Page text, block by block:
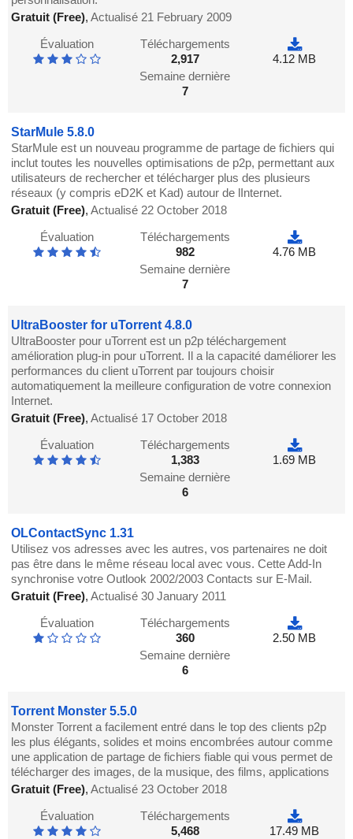
Gratuit (Free),Actualisé 21 February 2009
Évaluation
Téléchargements
2,917
Semaine dernière
7
4.12 MB
StarMule 5.8.0
StarMule est un nouveau programme de partage de fichiers qui
inclut toutes les nouvelles optimisations de p2p, permettant aux
utilisateurs de rechercher et télécharger plus des plusieurs
réseaux (y compris eD2K et Kad) autour de lInternet.
Gratuit (Free),Actualisé 22 October 2018
Évaluation
Téléchargements
982
Semaine dernière
7
4.76 MB
UltraBooster for uTorrent 4.8.0
UltraBooster pour uTorrent est un p2p téléchargement
amélioration plug-in pour uTorrent. Il a la capacité daméliorer les
performances du client uTorrent par toujours choisir
automatiquement la meilleure configuration de votre connexion
Internet.
Gratuit (Free),Actualisé 17 October 2018
Évaluation
Téléchargements
1,383
Semaine dernière
6
1.69 MB
OLContactSync 1.31
Utilisez vos adresses avec les autres, vos partenaires ne doit
pas être dans le même réseau local avec vous. Cette Add-In
synchronise votre Outlook 2002/2003 Contacts sur E-Mail.
Gratuit (Free),Actualisé 30 January 2011
Évaluation
Téléchargements
360
Semaine dernière
6
2.50 MB
Torrent Monster 5.5.0
Monster Torrent a facilement entré dans le top des clients p2p
les plus élégants, solides et moins encombrées autour comme
une application de partage de fichiers fiable qui vous permet de
télécharger des images, de la musique, des films, applications
Gratuit (Free),Actualisé 23 October 2018
Évaluation
Téléchargements
5,468
17.49 MB